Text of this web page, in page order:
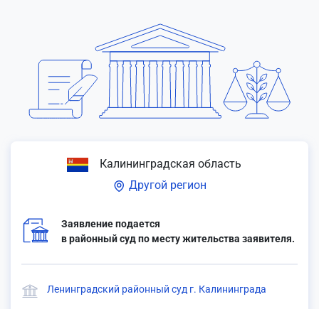
Калининградская область
Другой регион
Заявление подается
в районный суд по месту жительства заявителя.
Ленинградский районный суд г. Калининграда